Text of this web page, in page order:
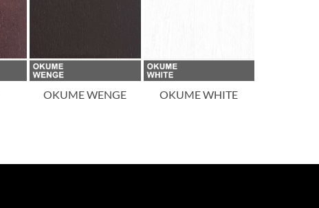
OKUME WENGE OKUME WHITE